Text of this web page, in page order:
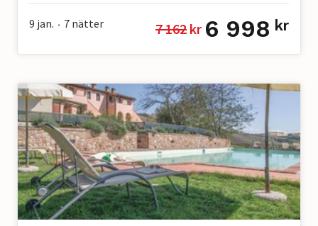
9 jan. • 7 nätter 7 162 kr 6 998 kr